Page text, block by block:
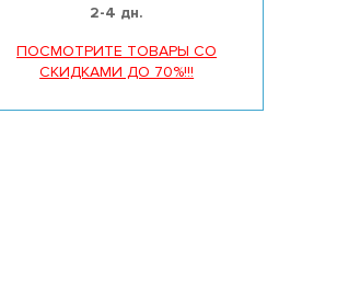
2-4 дн.
ПОСМОТРИТЕ ТОВАРЫ СО
СКИДКАМИ ДО 70%!!!